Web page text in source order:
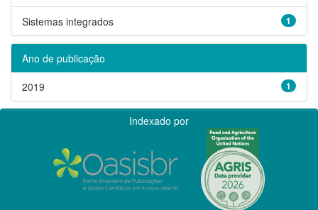
1
Sistemas integrados
Ano de publicação
1
2019
Indexado por